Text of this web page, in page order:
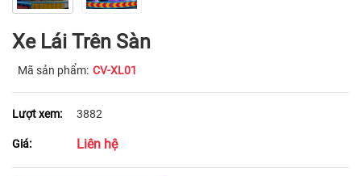
Xe Lái Trên Sàn
Mã sản phẩm: CV-XL01
Lượt xem: 3882
Giá: Liên hệ